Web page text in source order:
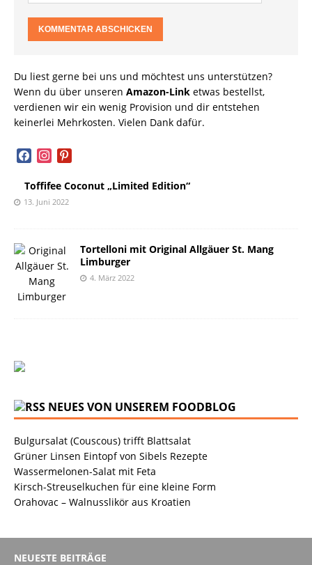
Du liest gerne bei uns und möchtest uns unterstützen?
Wenn du über unseren Amazon-Link etwas bestellst,
verdienen wir ein wenig Provision und dir entstehen
keinerlei Mehrkosten. Vielen Dank dafür.
facebookinstagram
pinterest
Toffifee Coconut „Limited Edition“
13. Juni 2022
Tortelloni mit Original Allgäuer St. Mang
Limburger
4. März 2022
NEUES VON UNSEREM FOODBLOG
Bulgursalat (Couscous) trifft Blattsalat
Grüner Linsen Eintopf von Sibels Rezepte
Wassermelonen-Salat mit Feta
Kirsch-Streuselkuchen für eine kleine Form
Orahovac – Walnusslikör aus Kroatien
NEUESTE BEITRÄGE